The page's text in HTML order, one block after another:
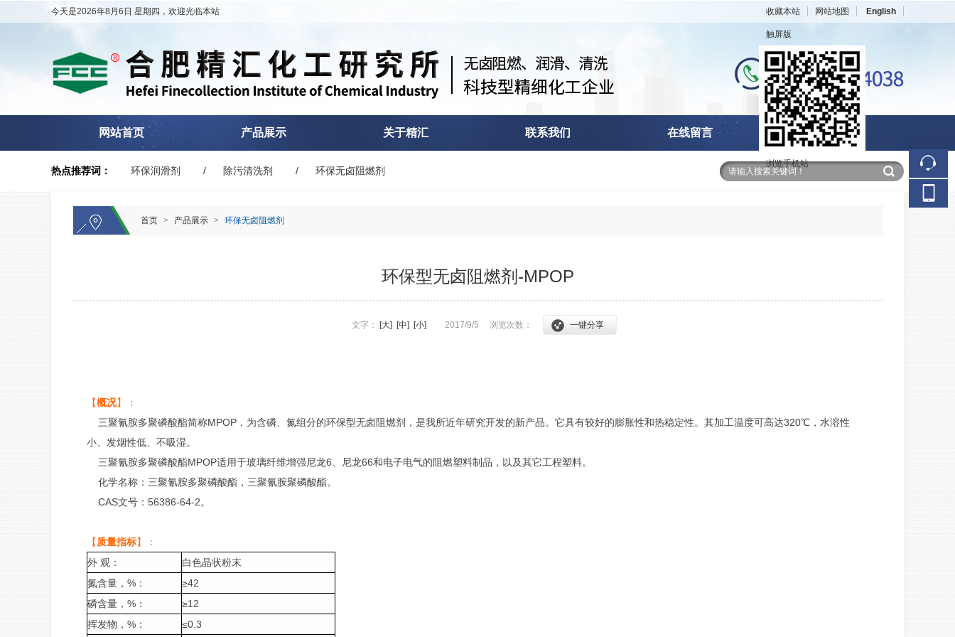
今天是2026年8月6日 星期四，欢迎光临本站 收藏本站 网站地图 English
触屏版
浏览手机站
网站首页 产品展示 关于精汇 联系我们 在线留言 在线招聘
热点推荐词： 环保润滑剂 除污清洗剂 环保无卤阻燃剂
首页 > 产品展示 > 环保无卤阻燃剂
环保型无卤阻燃剂-MPOP
文字： [大] [中] [小] 2017/9/5 浏览次数： 一键分享
【概况】：
三聚氰胺多聚磷酸酯简称MPOP，为含磷、氮组分的环保型无卤阻燃剂，是我所近年研究开发的新产品。它具有较好的膨胀性和热稳定性。其加工温度可高达320℃，水溶性
小、发烟性低、不吸湿。
三聚氰胺多聚磷酸酯MPOP适用于玻璃纤维增强尼龙6、尼龙66和电子电气的阻燃塑料制品，以及其它工程塑料。
化学名称：三聚氰胺多聚磷酸酯，三聚氰胺聚磷酸酯。
CAS文号：56386-64-2。
【 质量指标】：
外 观：
白色晶状粉末
氮含量，%：
≥42
磷含量，%：
≥12
挥发物，%：
≤0.3